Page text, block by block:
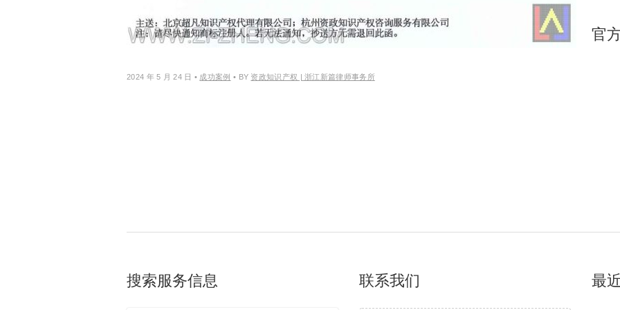
2024 年 5 月 24 日 • 成功案例 • BY 资政知识产权 | 浙江新篇律师事务所
官
搜索服务信息 联系我们 最